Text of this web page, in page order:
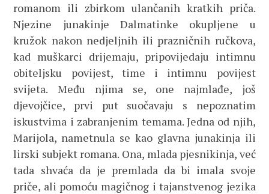
romanom ili zbirkom ulančanih kratkih priča.
Njezine junakinje Dalmatinke okupljene u
kružok nakon nedjeljnih ili prazničnih ručkova,
kad muškarci drijemaju, pripovijedaju intimnu
obiteljsku povijest, time i intimnu povijest
svijeta. Među njima se, one najmlađe, još
djevojčice, prvi put suočavaju s nepoznatim
iskustvima i zabranjenim temama. Jedna od njih,
Marijola, nametnula se kao glavna junakinja ili
lirski subjekt romana. Ona, mlada pjesnikinja, već
tada shvaća da je premlada da bi imala svoje
priče, ali pomoću magičnog i tajanstvenog jezika